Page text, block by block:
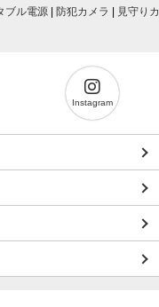
ブル電源 防犯カメラ 見守り
Instagram